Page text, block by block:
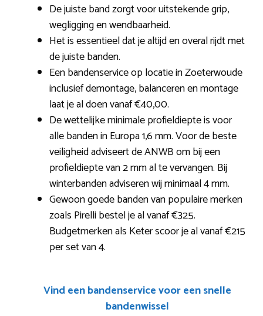
De juiste band zorgt voor uitstekende grip,
wegligging en wendbaarheid.
Het is essentieel dat je altijd en overal rijdt met
de juiste banden.
Een bandenservice op locatie in Zoeterwoude
inclusief demontage, balanceren en montage
laat je al doen vanaf €40,00.
De wettelijke minimale profieldiepte is voor
alle banden in Europa 1,6 mm. Voor de beste
veiligheid adviseert de ANWB om bij een
profieldiepte van 2 mm al te vervangen. Bij
winterbanden adviseren wij minimaal 4 mm.
Gewoon goede banden van populaire merken
zoals Pirelli bestel je al vanaf €325.
Budgetmerken als Keter scoor je al vanaf €215
per set van 4.
Vind een bandenservice voor een snelle
bandenwissel